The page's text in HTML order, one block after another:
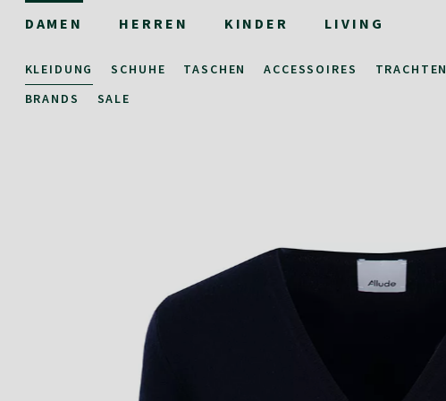
DAMEN HERREN KINDER LIVING
KLEIDUNG SCHUHE TASCHEN ACCESSOIRES
TRACHTEN
BRANDS
SALE